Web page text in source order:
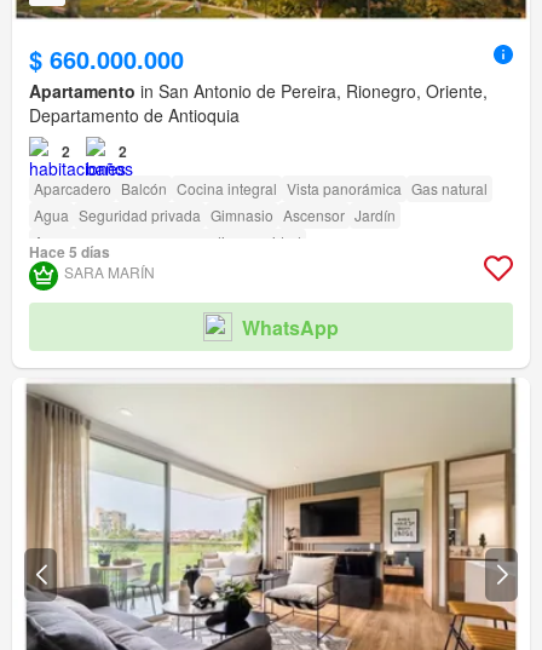
$ 660.000.000
Apartamento in San Antonio de Pereira, Rionegro, Oriente,
Departamento de Antioquia
2 2
Aparcadero Balcón Cocina integral Vista panorámica Gas natural
Agua Seguridad privada Gimnasio Ascensor Jardín
Acceso para personas con discapacidad
Hace 5 días
SARA MARÍN
WhatsApp